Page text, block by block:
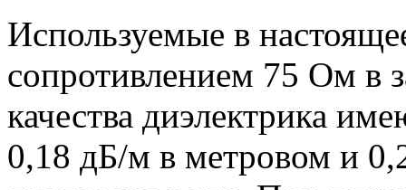
Используемые в
сопротивлением 75 Ом в
качества диэлектрика
0,18 дБ/м в метровом и